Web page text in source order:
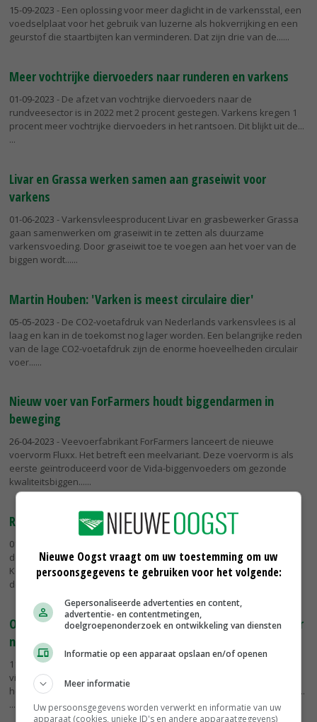
15-09-2023 - Een oplossing voor meer daglicht in de varkensstal, een
voedselplaat voor het gebruik van luzerne als hokverrijking en een
geurstof die staartbijten kan verminderen. Dat zijn drie van de...
Meer vochtrijke diervoeders naar runderen en varkens
01-09-2023 - De afzet van vochtrijke diervoeders naar de
rundveesector is in 2022 met 2 procent gestegen. Varkens kregen 1
procent meer vochtrijke diervoeders in het rantsoen. Dit blijkt uit de...
Livar en Grassa werken samen aan graseiwit voor
varkens
01-06-2023 - Varkensvleesproducent Livar en grasbewerker Grassa
gaan samenwerken om graseiwit in te zetten als duurzame
varkensvoeding. Door graseiwit toe te voegen aan het voer van de
biggen wordt...
Martin Houben: 'Varken is meest circulaire dier'
05-05-2023 - De CO2-voetafdruk van Nederlands varkensvlees is al
laag en kan in de toekomst nog lager worden. Een belangrijke reden
van de lage CO2-voetafdruk zijn de enorme hoeveelheden circulair
voer...
Nieuw voer van ForFarmers houdt biggendarmen in
beweging
26-04-2023 - Veevoerfabrikant ForFarmers lanceert de nieuwe
voervorm Fluxx. Het betreft een meelvariant. Deze voervorm is als
eerste geïntroduceerd voor de Vida-biggenvoeders om gezonde
kwaliteitsbiggen...
Rabobank: ook in 2023 matige export varkensvlees
01-02-2023
de export van varkensvlees vanuit de 27 EU-landen en het Verenigd
Koninkrijk. In het eerste kwartaal van 2023 neemt de export van
deze...
Onderzoekers: kans op virusverspreiding via varkensvoer
nihil
11-01-2023
virusaandoeningen als PRRS of PED in de varkenshouderij zijn niet
het voer, maar lokale transmissies, dierverplaatsingen, veewagens...
Nieuwe Oogst vraagt om uw toestemming om uw
persoonsgegevens te gebruiken voor het volgende:
Gepersonaliseerde advertenties en content,
advertentie- en contentmetingen,
doelgroepenonderzoek en ontwikkeling van diensten
Informatie op een apparaat opslaan en/of openen
Meer informatie
Uw persoonsgegevens worden verwerkt en informatie van uw
apparaat (cookies, unieke ID's en andere apparaatgegevens)